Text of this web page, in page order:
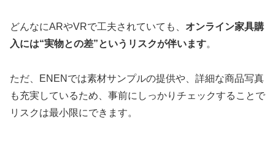
どんなにARやVRで工夫されていても、 オンライン家具購
入には“実物との差”というリスクが伴います。
ただ、ENENでは素材サンプルの提供や、詳細な商品写真
も充実しているため、事前にしっかりチェックすることで
リスクは最小限にできます。